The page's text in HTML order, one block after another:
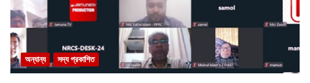
অন্যান্য সদ্য প্রকাশিত